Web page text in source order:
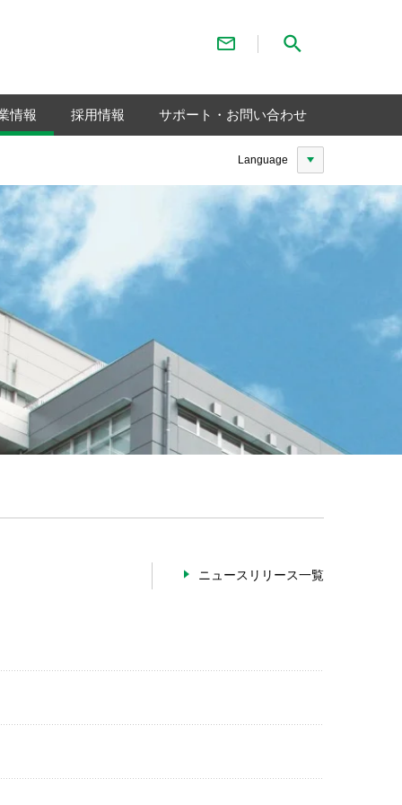
Language
お問い合わせ
情報 採用情報 サポート・お問い合わせ
ニュースリリース一覧